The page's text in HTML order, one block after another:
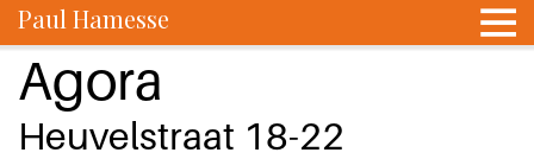
Paul Hamesse
Agora
Heuvelstraat 18-22